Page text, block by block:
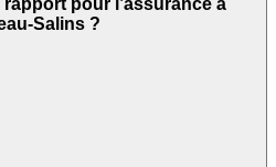
pour l’assurance à
Salins ?